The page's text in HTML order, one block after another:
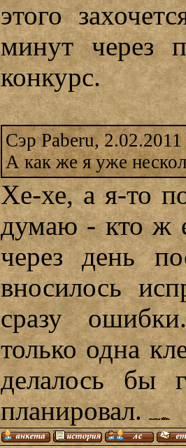
этого
минут через
конкурс.
Сэр Paberu,
А как же я уже
Хе-хе, а я-то
думаю - кто ж
через день
вносилось
сразу
только одна
делалось бы
планировал.